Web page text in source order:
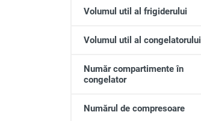
Volumul util al frigiderului
Volumul util al congelatorului
Număr compartimente în
congelator
Numărul de compresoare